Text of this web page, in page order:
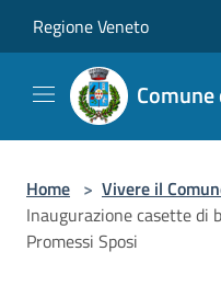
Regione Veneto
Comune
Home > Vivere il
Inaugurazione casette di
Promessi Sposi